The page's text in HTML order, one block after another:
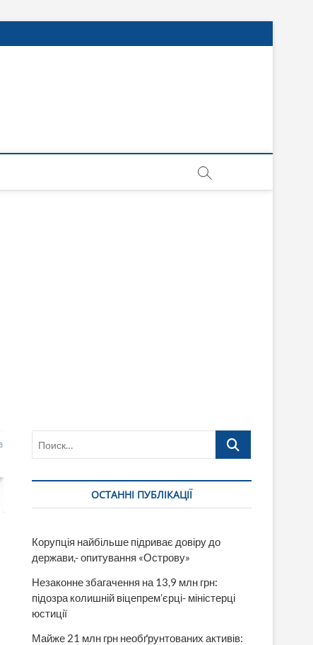
Поиск…
ОСТАННІ ПУБЛІКАЦІЇ
Корупція найбільше підриває довіру до
держави,- опитування «Острову»
Незаконне збагачення на 13,9 млн грн:
підозра колишній віцепрем’єрці- міністерці
юстиції
Майже 21 млн грн необґрунтованих активів: